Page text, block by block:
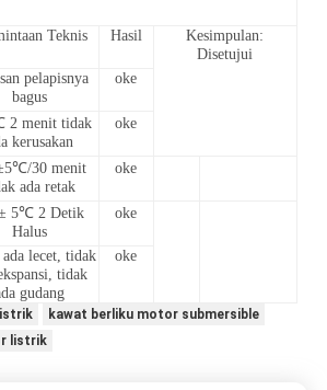
Teknis Hasil
Kesimpulan:
Disetujui
pelapisnya
bagus
oke
2 menit tidak
kerusakan
oke
30 menit
ada retak
oke
5℃ 2 Detik
Halus
oke
lecet, tidak
tidak
gudang
oke
kawat berliku motor submersible
listrik